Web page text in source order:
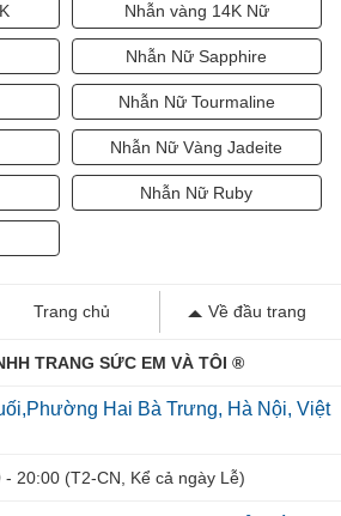
Nhẫn vàng 14K Nữ
Nhẫn Nữ Sapphire
Nhẫn Nữ Tourmaline
Nhẫn Nữ Vàng Jadeite
Nhẫn Nữ Ruby
Trang chủ Về đầu trang
TRANG SỨC EM VÀ TÔI ®
Hai Bà Trưng, Hà Nội, Việt
20:00 (T2-CN, Kể cả ngày Lễ)